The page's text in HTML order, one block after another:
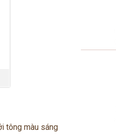
tông màu sáng